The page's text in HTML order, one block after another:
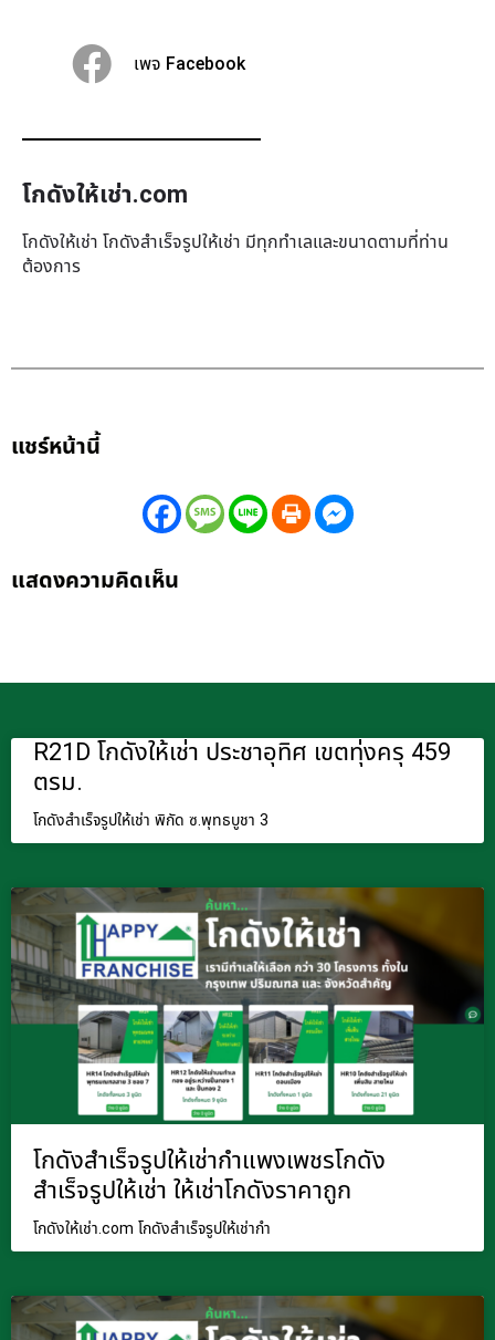
เพจ Facebook
โกดังให้เช่า.com
โกดังให้เช่า โกดังสำเร็จรูปให้เช่า มีทุกทำเล​และขนาดตามที่ท่าน
ต้องการ
แชร์หน้านี้
แสดงความคิดเห็น
R21D โกดังให้เช่า ประชาอุทิศ เขตทุ่งครุ 459
ตรม.
โกดังสำเร็จรูปให้เช่า พิกัด ซ.พุทธบูชา 3
โกดังสำเร็จรูปให้เช่ากำแพงเพชรโกดัง
สำเร็จรูปให้เช่า ให้เช่าโกดังราคาถูก
โกดังให้เช่า.com โกดังสำเร็จรูปให้เช่ากำ